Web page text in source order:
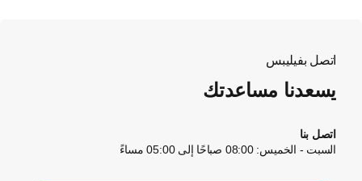
اتصل بفيليبس
يسعدنا مساعدتك
اتصل بنا
السبت - الخميس: 08:00 صباحًا إلى 05:00 مساءً